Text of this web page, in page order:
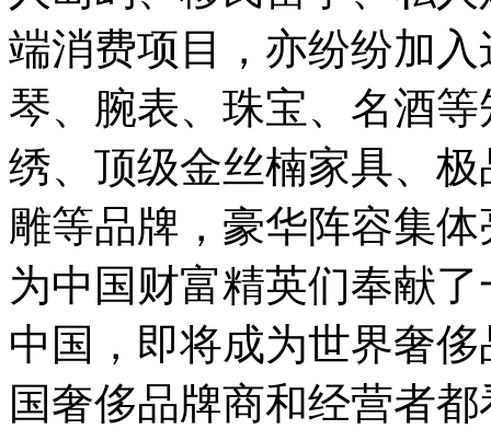
端消费项目，亦纷纷加
琴、腕表、珠宝、名酒
绣、顶级金丝楠家具、
雕等品牌，豪华阵容集
为中国财富精英们奉献
中国，即将成为世界奢
国奢侈品牌商和经营者